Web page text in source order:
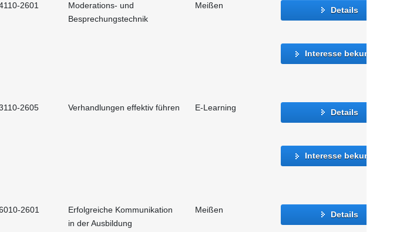
2601
Moderations- und
Besprechungstechnik
Meißen Details
Interesse bekunden
2605 Verhandlungen effektiv führen E-Learning Details
Interesse bekunden
2601
Erfolgreiche Kommunikation
in der Ausbildung
Meißen Details